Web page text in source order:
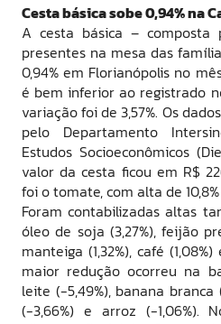
Cesta básica sobe 0,94% na
A cesta básica – composta
presentes na mesa das
0,94% em Florianópolis no
é bem inferior ao registrado
variação foi de 3,57%. Os
pelo Departamento
Estudos Socioeconômicos
valor da cesta ficou em R$
foi o tomate, com alta de
Foram contabilizadas altas
óleo de soja (3,27%), feijão
manteiga (1,32%), café
maior redução ocorreu na
leite (-5,49%), banana
(-3,66%) e arroz (-1,06%).